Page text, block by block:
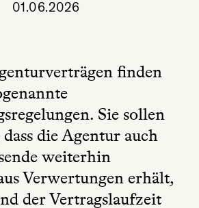
01.06.2026
finden
Sie sollen
die Agentur auch
weiterhin
Verwertungen erhält,
der Vertragslaufzeit